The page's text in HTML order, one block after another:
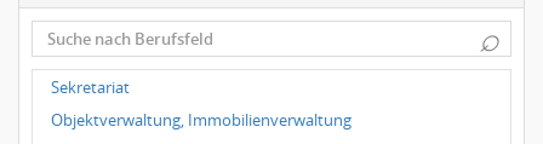
Leipzig
Dortmund
Wuppertal
Hallbergmoos
⌕
Sekretariat
Objektverwaltung, Immobilienverwaltung